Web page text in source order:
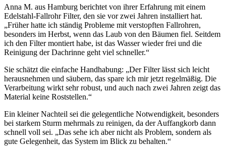
Anna M. aus Hamburg berichtet von ihrer Erfahrung mit einem
Edelstahl-Fallrohr Filter, den sie vor zwei Jahren installiert hat.
„Früher hatte ich ständig Probleme mit verstopften Fallrohren,
besonders im Herbst, wenn das Laub von den Bäumen fiel. Seitdem
ich den Filter montiert habe, ist das Wasser wieder frei und die
Reinigung der Dachrinne geht viel schneller.“
Sie schätzt die einfache Handhabung: „Der Filter lässt sich leicht
herausnehmen und säubern, das spare ich mir jetzt regelmäßig. Die
Verarbeitung wirkt sehr robust, und auch nach zwei Jahren zeigt das
Material keine Roststellen.“
Ein kleiner Nachteil sei die gelegentliche Notwendigkeit, besonders
bei starkem Sturm mehrmals zu reinigen, da der Auffangkorb dann
schnell voll sei. „Das sehe ich aber nicht als Problem, sondern als
gute Gelegenheit, das System im Blick zu behalten.“